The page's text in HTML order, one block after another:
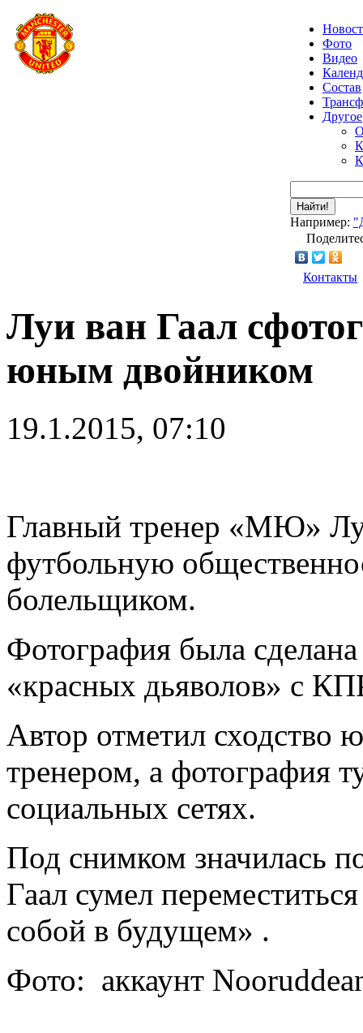
Фото
Видео
Состав
Другое
Найти!
Например:
Контакты
Луи ван Гаал
юным двойником
19.1.2015, 07:10
Главный тренер «МЮ»
футбольную
болельщиком.
Фотография была
«красных дьяволов» с
Автор отметил сходство
тренером, а фотография
социальных сетях.
Под снимком значилась
Гаал сумел
собой в будущем» .
Фото: аккаунт